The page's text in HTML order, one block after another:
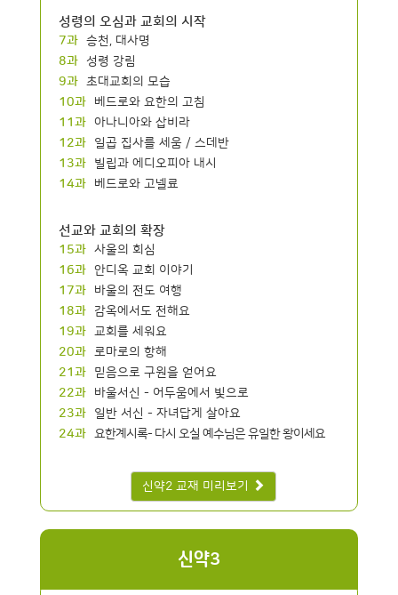
성령의 오심과 교회의 시작
7과 승천, 대사명
8과 성령 강림
9과 초대교회의 모습
10과
베드로와 요한의 고침
11과 아나니아와 삽비라
12과
일곱 집사를 세움 / 스데반
13과
빌립과 에디오피아 내시
14과
베드로와 고넬료
선교와 교회의 확장
15과 사울의 회심
16과
안디옥 교회 이야기
17과
바울의 전도 여행
18과
감옥에서도 전해요
19과 교회를 세워요
20과 로마로의 항해
21과
믿음으로 구원을 얻어요
22과
바울서신 - 어두움에서 빛으로
23과
일반 서신 - 자녀답게 살아요
24과 요한계시록- 다시 오실 예수님은 유일한 왕이세요
신약2 교재 미리보기
신약3